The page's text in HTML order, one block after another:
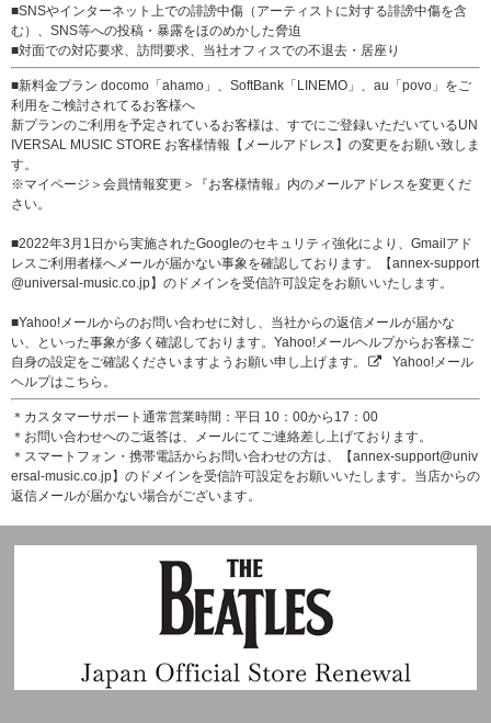
■SNSやインターネット上での誹謗中傷（アーティストに対する誹謗中傷を含
む）、SNS等への投稿・暴露をほのめかした脅迫
■対面での対応要求、訪問要求、当社オフィスでの不退去・居座り
■新料金プラン docomo「ahamo」、SoftBank「LINEMO」、au「povo」をご
利用をご検討されてるお客様へ
新プランのご利用を予定されているお客様は、すでにご登録いただいているUN
IVERSAL MUSIC STORE お客様情報【メールアドレス】の変更をお願い致しま
す。
※マイページ＞会員情報変更＞『お客様情報』内のメールアドレスを変更くだ
さい。
■2022年3月1日から実施されたGoogleのセキュリティ強化により、Gmailアド
レスご利用者様へメールが届かない事象を確認しております。【annex-support
@universal-music.co.jp】のドメインを受信許可設定をお願いいたします。
■Yahoo!メールからのお問い合わせに対し、当社からの返信メールが届かな
い、といった事象が多く確認しております。Yahoo!メールヘルプからお客様ご
自身の設定をご確認くださいますようお願い申し上げます。
Yahoo!メール
ヘルプはこちら。
＊カスタマーサポート通常営業時間：平日 10：00から17：00
＊お問い合わせへのご返答は、メールにてご連絡差し上げております。
＊スマートフォン・携帯電話からお問い合わせの方は、【annex-support@univ
ersal-music.co.jp】のドメインを受信許可設定をお願いいたします。当店からの
返信メールが届かない場合がございます。